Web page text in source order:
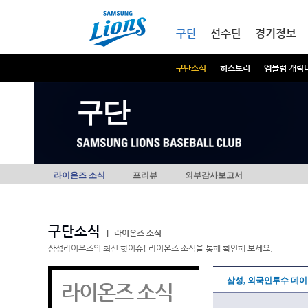
구단
구단소식 히스토리 엠블럼 캐릭
선수단 경기정보
구단
라이온즈 소식 프리뷰 외부감사보고서
구단소식
라이온즈 소식
삼성라이온즈의 최신 핫이슈! 라이온즈 소식을 통해 확인해 보세요.
라이온즈 소식 삼성, 외국인투수 데